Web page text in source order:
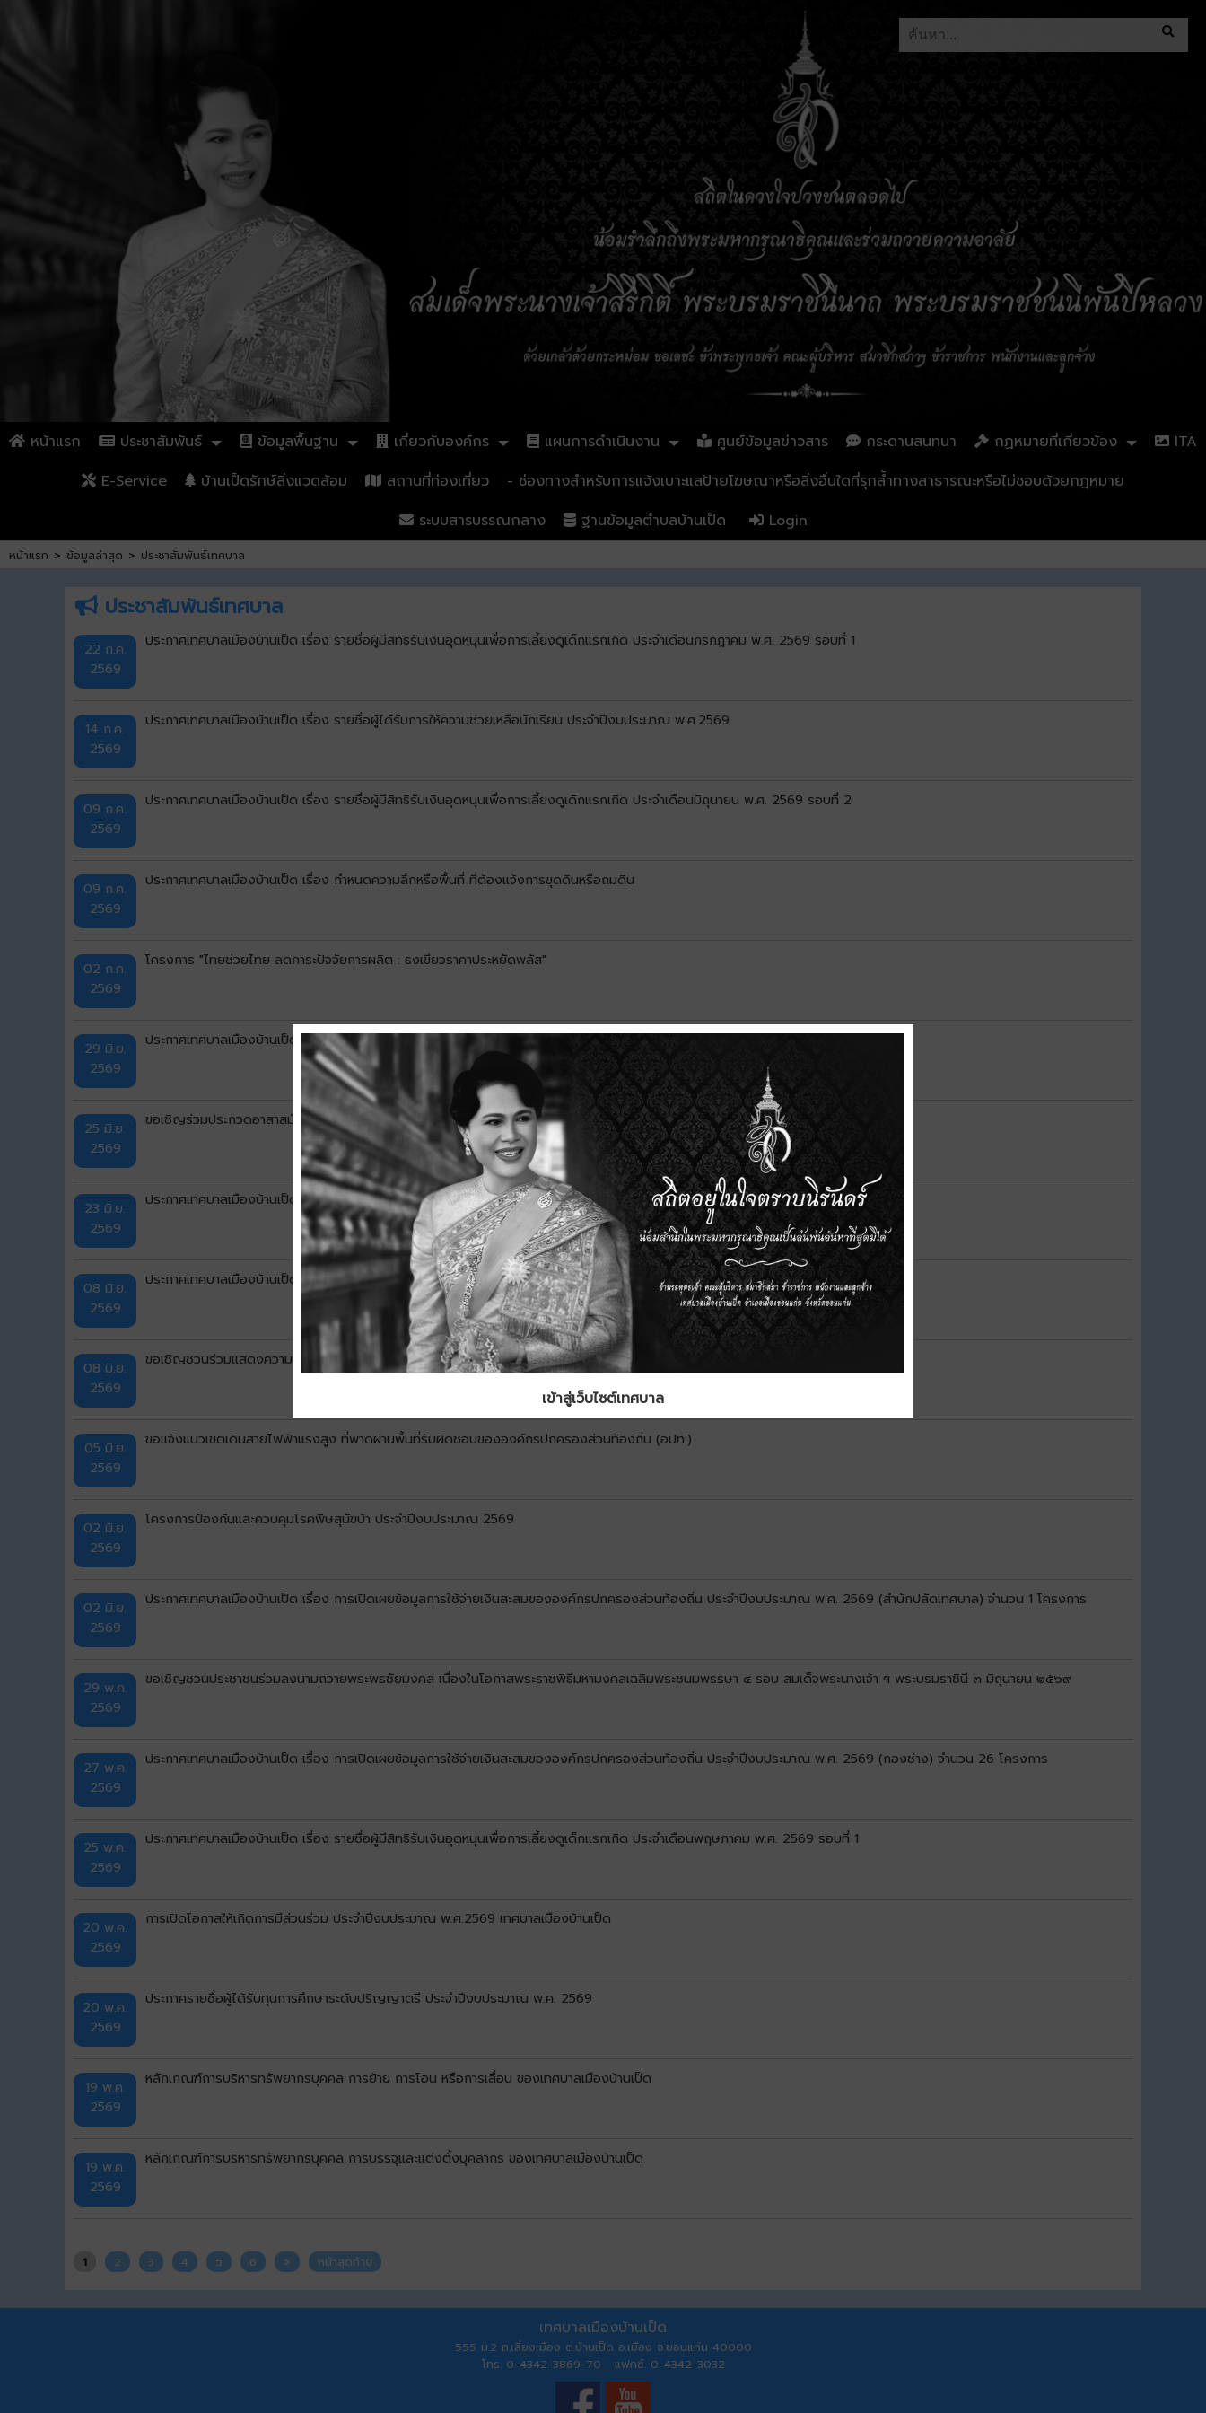
หน้าแรก ประชาสัมพันธ์ ข้อมูลพื้นฐาน เกี่ยวกับองค์กร แผนการดำเนินงาน ศูนย์ข้อมูลข่าวสาร กระดานสนทนา กฏหมายที่เกี่ยวข้อง
ITA
E-Service
บ้านเป็ดรักษ์สิ่งแวดล้อม สถานที่ท่องเที่ยว
- ช่องทางสำหรับการแจ้งเบาะแสป้ายโฆษณาหรือสิ่งอื่นใดที่รุกล้ำทางสาธารณะหรือไม่ชอบด้วยกฎหมาย
ระบบสารบรรณกลาง
ฐานข้อมูลตำบลบ้านเป็ด Login
หน้าแรก > ข้อมูลล่าสุด > ประชาสัมพันธ์เทศบาล
ประชาสัมพันธ์เทศบาล
22 ก.ค.
2569
ประกาศเทศบาลเมืองบ้านเป็ด เรื่อง รายชื่อผู้มีสิทธิรับเงินอุดหนุนเพื่อการเลี้ยงดูเด็กแรกเกิด ประจำเดือนกรกฎาคม พ.ศ. 2569 รอบที่ 1
14 ก.ค.
2569
ประกาศเทศบาลเมืองบ้านเป็ด เรื่อง รายชื่อผู้ได้รับการให้ความช่วยเหลือนักเรียน ประจำปีงบประมาณ พ.ศ.2569
09 ก.ค.
2569
ประกาศเทศบาลเมืองบ้านเป็ด เรื่อง รายชื่อผู้มีสิทธิรับเงินอุดหนุนเพื่อการเลี้ยงดูเด็กแรกเกิด ประจำเดือนมิถุนายน พ.ศ. 2569 รอบที่ 2
09 ก.ค.
2569
ประกาศเทศบาลเมืองบ้านเป็ด เรื่อง กำหนดความลึกหรือพื้นที่ ที่ต้องแจ้งการขุดดินหรือถมดิน
02 ก.ค.
2569
โครงการ "ไทยช่วยไทย ลดภาระปัจจัยการผลิต : ธงเขียวราคาประหยัดพลัส"
29 มิ.ย.
2569
ประกาศเทศบาลเมืองบ้านเป็ด เรื่อง ประชุมประชาคมท้องถิ่นระดับเมือง
25 มิ.ย.
2569
ขอเชิญร่วมประกวดอาสาสมัครท้องถิ่นรักษ์โลกดีเด่นแห่งชาติ ปีงบประมาณ 2569
23 มิ.ย.
2569
ประกาศเทศบาลเมืองบ้านเป็ด เรื่อง รายชื่อผู้มีสิทธิรับเงินอุดหนุนเพื่อการเลี้ยงดูเด็กแรกเกิด ประจำเดือนมิถุนายน พ.ศ. 2569 รอบที่ 1
08 มิ.ย.
2569
ประกาศเทศบาลเมืองบ้านเป็ด เรื่อง รายชื่อผู้มีสิทธิรับเงินอุดหนุนเพื่อการเลี้ยงดูเด็กแรกเกิด ประจำเดือนพฤษภาคม พ.ศ. 2569 รอบที่ 2
08 มิ.ย.
2569
ขอเชิญชวนร่วมแสดงความคิดเห็นเพื่อประเมินผลสัมฤทธิ์ พระราชบัญญัติเทศบาล พ.ศ. 2496
05 มิ.ย.
2569
ขอแจ้งแนวเขตเดินสายไฟฟ้าแรงสูง ที่พาดผ่านพื้นที่รับผิดชอบขององค์กรปกครองส่วนท้องถิ่น (อปท.)
02 มิ.ย.
2569
โครงการป้องกันและควบคุมโรคพิษสุนัขบ้า ประจำปีงบประมาณ 2569
02 มิ.ย.
2569
ประกาศเทศบาลเมืองบ้านเป็ด เรื่อง การเปิดเผยข้อมูลการใช้จ่ายเงินสะสมขององค์กรปกครองส่วนท้องถิ่น ประจำปีงบประมาณ พ.ศ. 2569 (สำนักปลัดเทศบาล) จำนวน 1 โครงการ
29 พ.ค.
2569
ขอเชิญชวนประชาชนร่วมลงนามถวายพระพรชัยมงคล เนื่องในโอกาสพระราชพิธีมหามงคลเฉลิมพระชนมพรรษา ๔ รอบ สมเด็จพระนางเจ้า ฯ พระบรมราชินี ๓ มิถุนายน ๒๕๖๙
27 พ.ค.
2569
ประกาศเทศบาลเมืองบ้านเป็ด เรื่อง การเปิดเผยข้อมูลการใช้จ่ายเงินสะสมขององค์กรปกครองส่วนท้องถิ่น ประจำปีงบประมาณ พ.ศ. 2569 (กองช่าง) จำนวน 26 โครงการ
25 พ.ค.
2569
ประกาศเทศบาลเมืองบ้านเป็ด เรื่อง รายชื่อผู้มีสิทธิรับเงินอุดหนุนเพื่อการเลี้ยงดูเด็กแรกเกิด ประจำเดือนพฤษภาคม พ.ศ. 2569 รอบที่ 1
20 พ.ค.
2569
การเปิดโอกาสให้เกิดการมีส่วนร่วม ประจำปีงบประมาณ พ.ศ.2569 เทศบาลเมืองบ้านเป็ด
20 พ.ค.
2569
ประกาศรายชื่อผู้ได้รับทุนการศึกษาระดับปริญญาตรี ประจำปีงบประมาณ พ.ศ. 2569
19 พ.ค.
2569
หลักเกณฑ์การบริหารทรัพยากรบุคคล การย้าย การโอน หรือการเลื่อน ของเทศบาลเมืองบ้านเป็ด
19 พ.ค.
2569
หลักเกณฑ์การบริหารทรัพยากรบุคคล การบรรจุและแต่งตั้งบุคลากร ของเทศบาลเมืองบ้านเป็ด
1 2 3 4 5 6 > หน้าสุดท้าย
เทศบาลเมืองบ้านเป็ด
555 ม.2 ถ.เลี่ยงเมือง ต.บ้านเป็ด อ.เมือง จ.ขอนแก่น 40000
โทร. 0-4342-3869-70 แฟกซ์. 0-4342-3032
เข้าสู่เว็บไซต์เทศบาล